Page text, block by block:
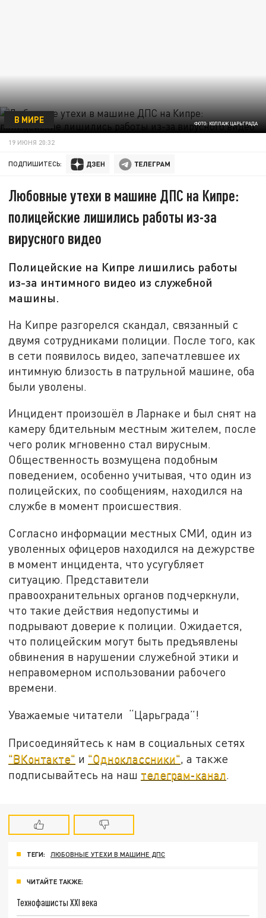
ФОТО: КОЛЛАЖ ЦАРЬГРАДА
В МИРЕ
19 ИЮНЯ 20:32
ПОДПИШИТЕСЬ:
Любовные утехи в машине ДПС на Кипре:
полицейские лишились работы из-за
вирусного видео
Полицейские на Кипре лишились работы
из-за интимного видео из служебной
машины.
На Кипре разгорелся скандал, связанный с
двумя сотрудниками полиции. После того, как
в сети появилось видео, запечатлевшее их
интимную близость в патрульной машине, оба
были уволены.
Инцидент произошёл в Ларнаке и был снят на
камеру бдительным местным жителем, после
чего ролик мгновенно стал вирусным.
Общественность возмущена подобным
поведением, особенно учитывая, что один из
полицейских, по сообщениям, находился на
службе в момент происшествия.
Согласно информации местных СМИ, один из
уволенных офицеров находился на дежурстве
в момент инцидента, что усугубляет
ситуацию. Представители
правоохранительных органов подчеркнули,
что такие действия недопустимы и
подрывают доверие к полиции. Ожидается,
что полицейским могут быть предъявлены
обвинения в нарушении служебной этики и
неправомерном использовании рабочего
времени.
Уважаемые читатели “Царьграда”!
Присоединяйтесь к нам в социальных сетях
"ВКонтакте" и "Одноклассники" , а также
подписывайтесь на наш телеграм-канал
ТЕГИ: ЛЮБОВНЫЕ УТЕХИ В МАШИНЕ ДПС
ЧИТАЙТЕ ТАКЖЕ:
Технофашисты XXI века